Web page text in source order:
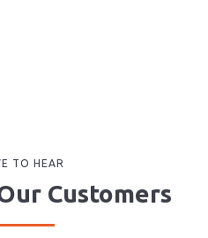
TO HEAR
Customers